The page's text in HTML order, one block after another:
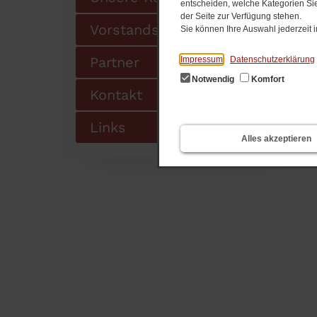
entscheiden, welche Kategorien
der Seite zur Verfügung stehen.
Sie können Ihre Auswahl jederzeit
Impressum
Datenschutzerklärung
Notwendig
Komfort
Alles akzeptieren
Vorstandschaft
Partner
Kontakt
Links